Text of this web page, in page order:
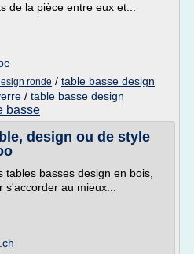
de la pièce entre eux et...
ronde / table basse design
/ table basse design
basse
design ou de style
tables basses design en bois,
au mieux...